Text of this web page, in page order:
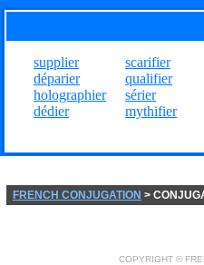
supplier
déparier
holographier
dédier
scarifier
qualifier
sérier
mythifier
FRENCH CONJUGATION >
COPYRIGHT ©